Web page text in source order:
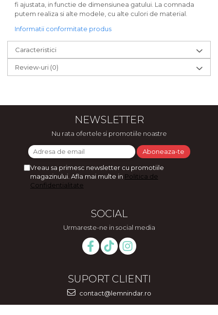
fi ajustata, in functie de dimensiunea gatului. La comnada
putem realiza si alte modele, cu alte culori de material.
Informatii conformitate produs
Caracteristici
Review-uri (0)
NEWSLETTER
Nu rata ofertele si promotiile noastre
Vreau sa primesc newsletter cu promotiile
magazinului. Afla mai multe in Politica de
Confidentialitate
SOCIAL
Urmareste-ne in social media
SUPORT CLIENTI
contact@lemnindar.ro